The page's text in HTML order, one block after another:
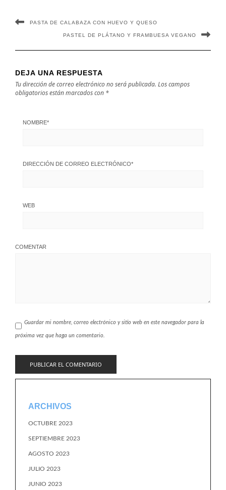
PASTA DE CALABAZA CON HUEVO Y QUESO
PASTEL DE PLÁTANO Y FRAMBUESA VEGANO
DEJA UNA RESPUESTA
Tu dirección de correo electrónico no será publicada. Los campos
obligatorios están marcados con *
NOMBRE*
DIRECCIÓN DE CORREO ELECTRÓNICO*
WEB
COMENTAR
Guardar mi nombre, correo electrónico y sitio web en este navegador para la
próxima vez que haga un comentario.
ARCHIVOS
OCTUBRE 2023
SEPTIEMBRE 2023
AGOSTO 2023
JULIO 2023
JUNIO 2023